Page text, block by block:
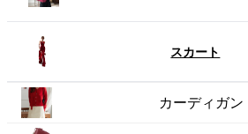
スカート
カーディガン